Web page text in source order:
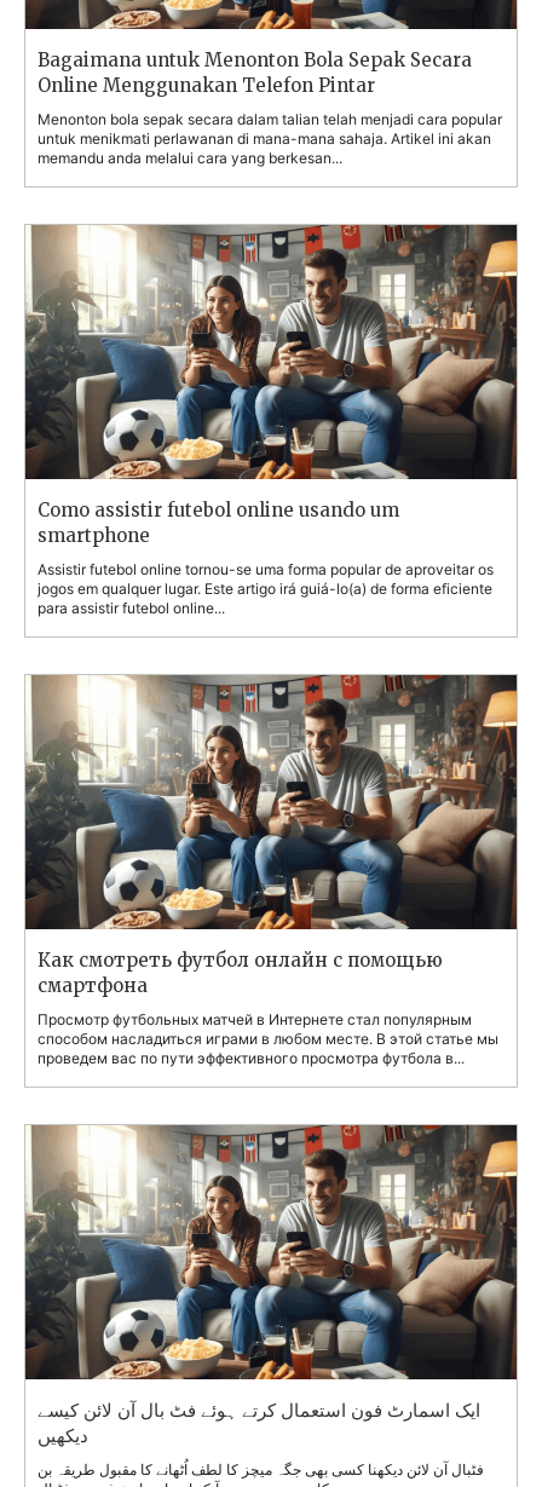
Bagaimana untuk Menonton Bola Sepak Secara
Online Menggunakan Telefon Pintar
Menonton bola sepak secara dalam talian telah menjadi cara popular
untuk menikmati perlawanan di mana-mana sahaja. Artikel ini akan
memandu anda melalui cara yang berkesan...
Como assistir futebol online usando um
smartphone
Assistir futebol online tornou-se uma forma popular de aproveitar os
jogos em qualquer lugar. Este artigo irá guiá-lo(a) de forma eficiente
para assistir futebol online...
Как смотреть футбол онлайн с помощью
смартфона
Просмотр футбольных матчей в Интернете стал популярным
способом насладиться играми в любом месте. В этой статье мы
проведем вас по пути эффективного просмотра футбола в...
ایک اسمارٹ فون استعمال کرتے ہوئے فٹ بال آن لائن کیسے
دیکھیں
فٹبال آن لائن دیکھنا کسی بھی جگہ میچز کا لطف اُٹھانے کا مقبول طریقہ بن